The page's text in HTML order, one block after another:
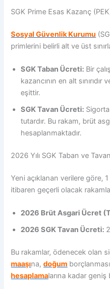
SGK Prime Esas Kazanç
Sosyal Güvenlik Kurumu
primlerini belirli alt ve üst
SGK Taban Ücreti: Bir
kazancının en alt
eşittir.
SGK Tavan Ücreti:
tutardır. Bu rakam, brüt
hesaplanmaktadır.
2026 Yılı SGK Taban ve
Yeni açıklanan verilere göre,
itibaren geçerli olacak
2026 Brüt Asgari Ücret
2026 SGK Tavan Ücreti:
Bu rakamlar, ödenecek olan
maaşına,doğum
hesaplamalarına kadar